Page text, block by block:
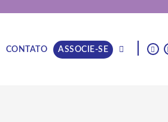
|
CONTATO ASSOCIE-SE